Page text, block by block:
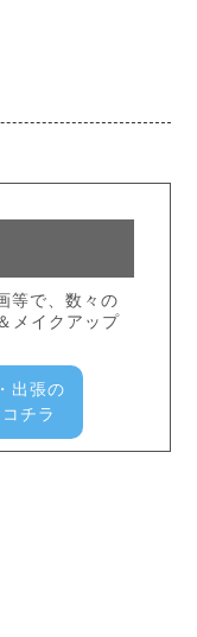
等で、数々の
メイクアップ
出張の
チラ